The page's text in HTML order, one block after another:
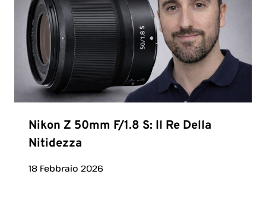
Nikon Z 50mm F/1.8 S: Il Re Della
Nitidezza
18 Febbraio 2026